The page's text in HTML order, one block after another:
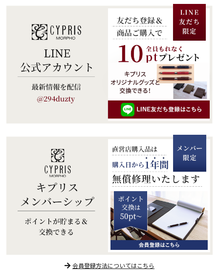
会員登録方法についてはこちら